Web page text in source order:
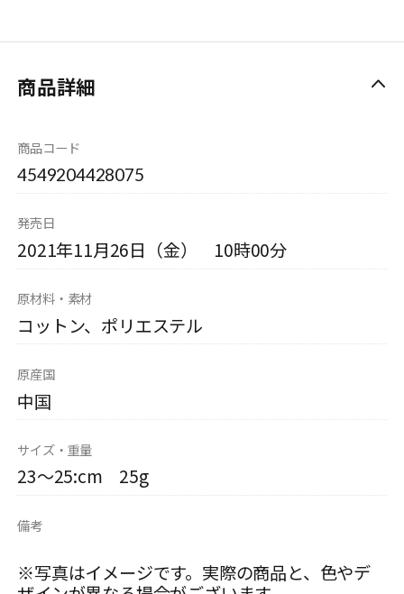
商品詳細
商品コード
4549204428075
発売日
2021年11月26日（金） 10時00分
原材料・素材
コットン、ポリエステル
原産国
中国
サイズ・重量
23～25:cm 25g
備考
※写真はイメージです。実際の商品と、色やデ